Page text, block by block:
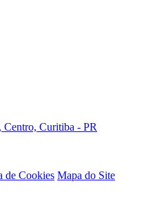
Centro, Curitiba - PR
de Cookies Mapa do Site